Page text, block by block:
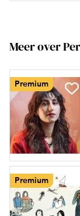
Meer over
Premium
Premium